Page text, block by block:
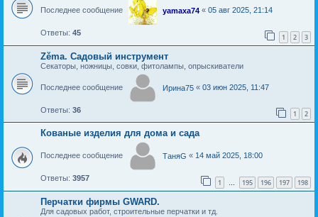
Последнее сообщение yamaxa74 « 05 авг 2025, 21:14
Ответы: 45 1 2 3
Zěma. Садовый инструмент
Секаторы, ножницы, совки, фитолампы, опрыскиватели
Последнее сообщение Ирина75 « 03 июн 2025, 11:47
Ответы: 36 1 2
Кованые изделия для дома и сада
Последнее сообщение ТаняG « 14 май 2025, 18:00
Ответы: 3957 1 … 195 196 197 198
Перчатки фирмы GWARD.
Для садовых работ, строительные перчатки и тд.